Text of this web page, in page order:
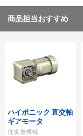
商品担当おすすめ
ハイポニック 直交軸
ギアモータ
住友重機械